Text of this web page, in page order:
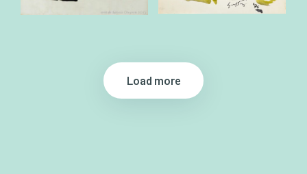
Load more